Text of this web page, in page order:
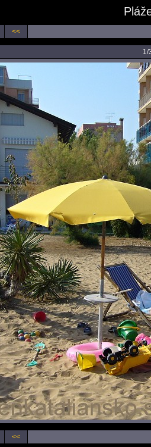
<<
1/
<<